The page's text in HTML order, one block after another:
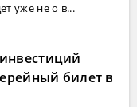
уже не о в...
билет в